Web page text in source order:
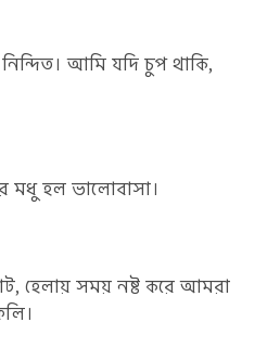
আমি যদি চুপ থাকি,
মধু হল ভালোবাসা।
হেলায় সময় নষ্ট করে আমরা